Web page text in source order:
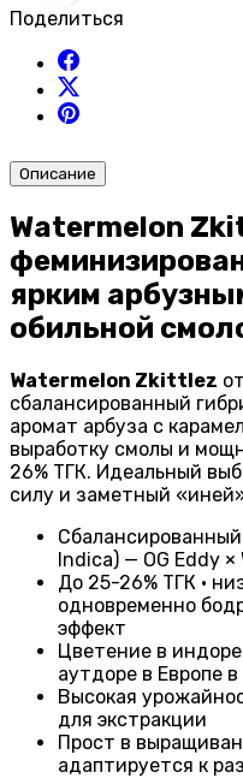
Поделиться
Описание
Watermelon
ярким
обильной
Watermelon Zkittlez
сбалансированный
аромат арбуза с
выработку смолы и
26% ТГК. Идеальный
силу и заметный
Indica) — OG Eddy
До 25-26% ТГК ·
одновременно
эффект
Цветение в
аутдоре в Европе
Высокая
для экстракции
Прост в
адаптируется к